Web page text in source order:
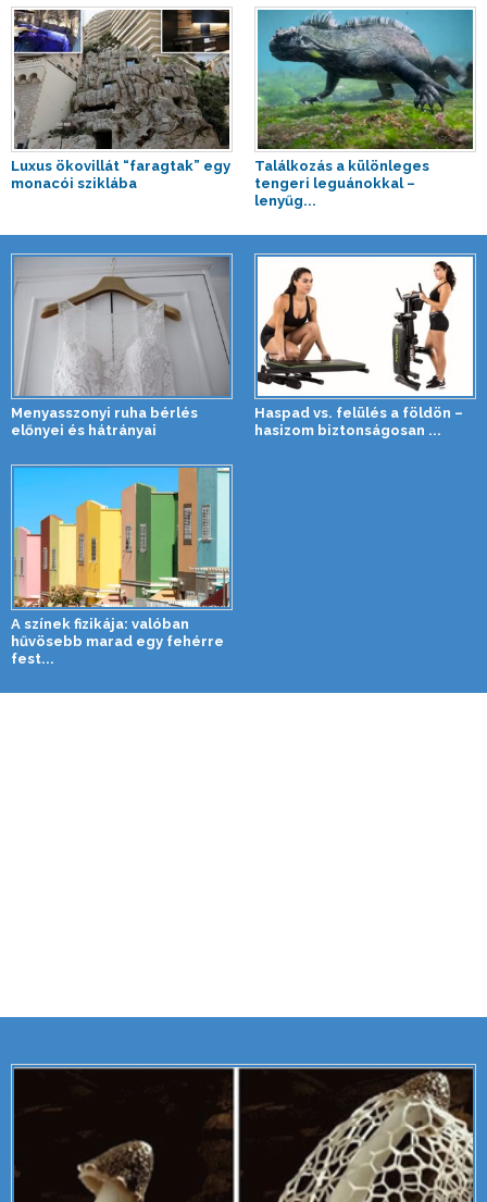
Luxus ökovillát “faragtak” egy
monacói sziklába
Találkozás a különleges
tengeri leguánokkal –
lenyűg...
Menyasszonyi ruha bérlés
előnyei és hátrányai
Haspad vs. felülés a földön –
hasizom biztonságosan ...
A színek fizikája: valóban
hűvösebb marad egy fehérre
fest...